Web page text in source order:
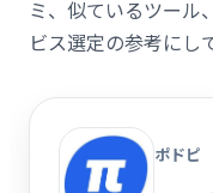
ミ、似ているツール
ビス選定の参考にし
ポドピ